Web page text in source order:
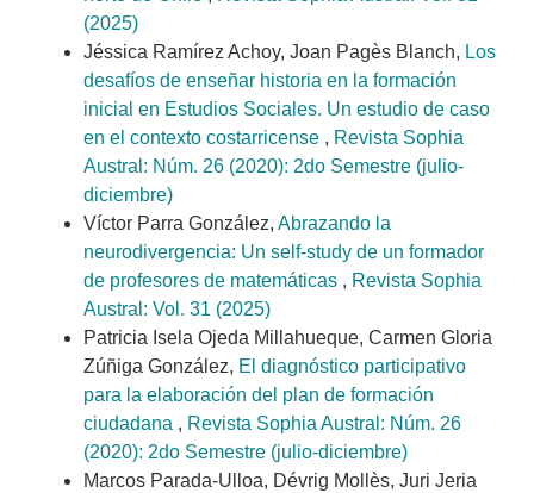
(2025)
Jéssica Ramírez Achoy, Joan Pagès Blanch, Los
desafíos de enseñar historia en la formación
inicial en Estudios Sociales. Un estudio de caso
en el contexto costarricense , Revista Sophia
Austral: Núm. 26 (2020): 2do Semestre (julio-
diciembre)
Víctor Parra González, Abrazando la
neurodivergencia: Un self-study de un formador
de profesores de matemáticas , Revista Sophia
Austral: Vol. 31 (2025)
Patricia Isela Ojeda Millahueque, Carmen Gloria
Zúñiga González, El diagnóstico participativo
para la elaboración del plan de formación
ciudadana , Revista Sophia Austral: Núm. 26
(2020): 2do Semestre (julio-diciembre)
Marcos Parada-Ulloa, Dévrig Mollès, Juri Jeria